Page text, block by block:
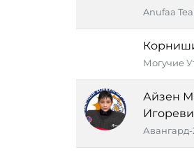
Anufaa
Могучие
Айзен